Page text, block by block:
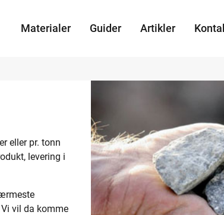
Materialer Guider Artikler
eller pr. tonn
levering i
vil da komme